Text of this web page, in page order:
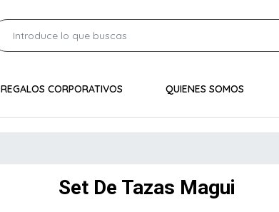
REGALOS CORPORATIVOS QUIENES SOMOS
Set De Tazas Magui